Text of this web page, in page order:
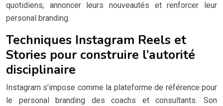
quotidiens, annoncer leurs nouveautés et renforcer leur
personal branding.
Techniques Instagram Reels et
Stories pour construire l’autorité
disciplinaire
Instagram s’impose comme la plateforme de référence pour
le personal branding des coachs et consultants. Son